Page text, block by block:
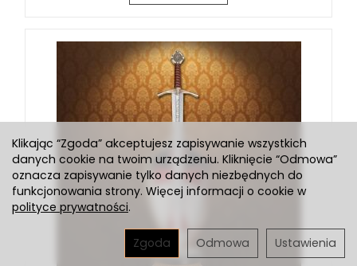
Klikając “Zgoda” akceptujesz zapisywanie wszystkich
danych cookie na twoim urządzeniu. Kliknięcie “Odmowa”
oznacza zapisywanie tylko danych niezbędnych do
funkcjonowania strony. Więcej informacji o cookie w
polityce prywatności.
Ustawienia
Odmowa
Zgoda